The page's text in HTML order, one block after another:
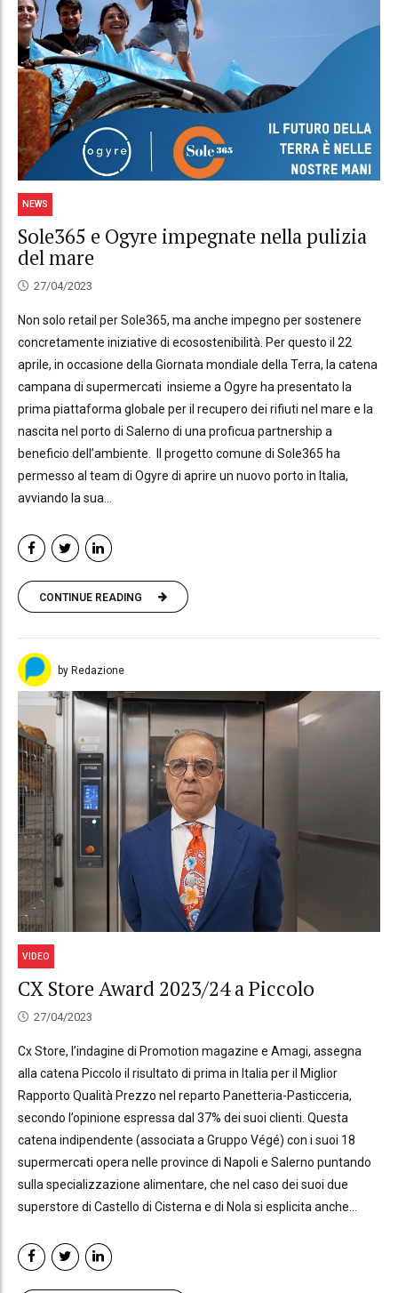
NEWS
Sole365 e Ogyre impegnate nella pulizia
del mare
27/04/2023
Non solo retail per Sole365, ma anche impegno per sostenere
concretamente iniziative di ecosostenibilità. Per questo il 22
aprile, in occasione della Giornata mondiale della Terra, la catena
campana di supermercati insieme a Ogyre ha presentato la
prima piattaforma globale per il recupero dei rifiuti nel mare e la
nascita nel porto di Salerno di una proficua partnership a
beneficio dell’ambiente. Il progetto comune di Sole365 ha
permesso al team di Ogyre di aprire un nuovo porto in Italia,
avviando la sua...
CONTINUE READING
by Redazione
VIDEO
CX Store Award 2023/24 a Piccolo
27/04/2023
Cx Store, l’indagine di Promotion magazine e Amagi, assegna
alla catena Piccolo il risultato di prima in Italia per il Miglior
Rapporto Qualità Prezzo nel reparto Panetteria-Pasticceria,
secondo l’opinione espressa dal 37% dei suoi clienti. Questa
catena indipendente (associata a Gruppo Végé) con i suoi 18
supermercati opera nelle province di Napoli e Salerno puntando
sulla specializzazione alimentare, che nel caso dei suoi due
superstore di Castello di Cisterna e di Nola si esplicita anche...